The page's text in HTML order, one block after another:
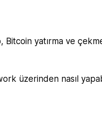
Bitcoin yatırma ve
üzerinden nasıl